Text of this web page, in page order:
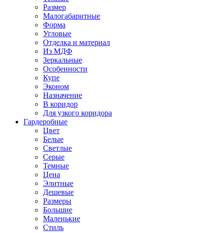
Размер
Малогабаритные
Форма
Угловые
Отделка и материал
Из МДФ
Зеркальные
Особенности
Купе
Эконом
Назначение
В коридор
Для узкого коридора
Гардеробные
Цвет
Белые
Светлые
Серые
Темные
Цена
Элитные
Дешевые
Размеры
Большие
Маленькие
Стиль